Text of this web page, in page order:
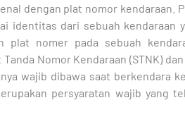
dengan plat nomor kendaraan.
identitas dari sebuah kendaraan
plat nomer pada sebuah
Nomor Kendaraan (STNK)
wajib dibawa saat berkendara
persyaratan wajib yang